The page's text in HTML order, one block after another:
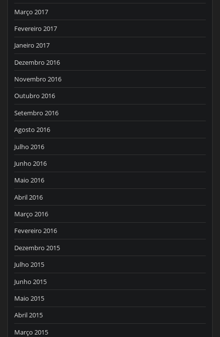
Março 2017
Fevereiro 2017
Janeiro 2017
Dezembro 2016
Novembro 2016
Outubro 2016
Setembro 2016
Agosto 2016
Julho 2016
Junho 2016
Maio 2016
Abril 2016
Março 2016
Fevereiro 2016
Dezembro 2015
Julho 2015
Junho 2015
Maio 2015
Abril 2015
Março 2015